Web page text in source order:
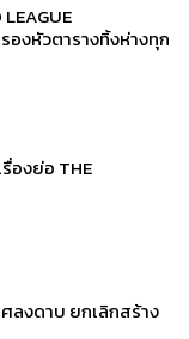
องหัวตารางทิ้งห่างทุก
องย่อ THE
ลงดาบ ยกเลิกสร้าง